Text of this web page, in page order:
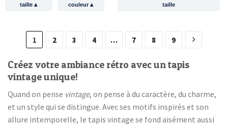
taille▴ couleur▴ taille
1 2 3 4 … 7 8 9
Créez votre ambiance rétro avec un tapis
vintage unique!
Quand on pense vintage, on pense à du caractère, du charme,
et un style qui se distingue. Avec ses motifs inspirés et son
allure intemporelle, le tapis vintage se fond aisément aussi